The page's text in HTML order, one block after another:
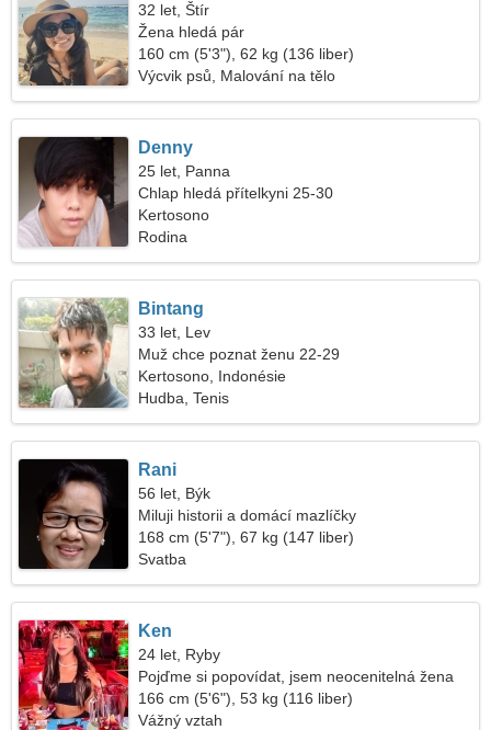
32 let, Štír
Žena hledá pár
160 cm (5'3"), 62 kg (136 liber)
Výcvik psů, Malování na tělo
Denny
25 let, Panna
Chlap hledá přítelkyni 25-30
Kertosono
Rodina
Bintang
33 let, Lev
Muž chce poznat ženu 22-29
Kertosono, Indonésie
Hudba, Tenis
Rani
56 let, Býk
Miluji historii a domácí mazlíčky
168 cm (5'7"), 67 kg (147 liber)
Svatba
Ken
24 let, Ryby
Pojďme si popovídat, jsem neocenitelná žena
166 cm (5'6"), 53 kg (116 liber)
Vážný vztah